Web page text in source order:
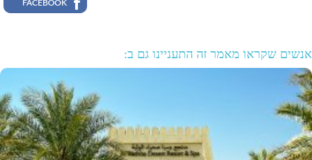
אנשים שקראו מאמר זה התעניינו גם ב: